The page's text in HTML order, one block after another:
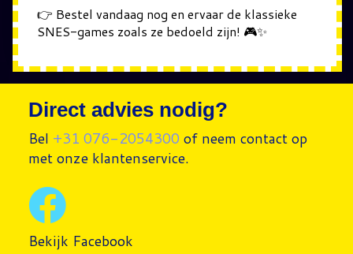
👉 Bestel vandaag nog en ervaar de klassieke
SNES-games zoals ze bedoeld zijn! 🎮✨
Direct advies nodig?
Bel +31 076-2054300 of neem contact op
met onze klantenservice.
Bekijk Facebook